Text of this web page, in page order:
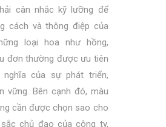
cân nhắc kỹ lưỡng để
cách và thông điệp của
loại hoa như hồng,
đơn thường được ưu tiên
của sự phát triển,
vững. Bên cạnh đó, màu
cần được chọn sao cho
chủ đạo của công ty,